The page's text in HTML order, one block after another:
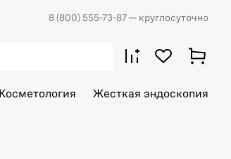
8 (800) 555-73-87 — круглосуточно
Косметология Жесткая эндоскопия